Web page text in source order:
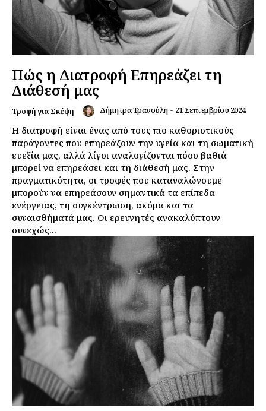
Πώς η Διατροφή Επηρεάζει τη
Διάθεσή μας
Τροφή για Σκέψη Δήμητρα Τρανούλη - 21 Σεπτεμβρίου 2024
Η διατροφή είναι ένας από τους πιο καθοριστικούς
παράγοντες που επηρεάζουν την υγεία και τη σωματική
ευεξία μας, αλλά λίγοι αναλογίζονται πόσο βαθιά
μπορεί να επηρεάσει και τη διάθεσή μας. Στην
πραγματικότητα, οι τροφές που καταναλώνουμε
μπορούν να επηρεάσουν σημαντικά τα επίπεδα
ενέργειας, τη συγκέντρωση, ακόμα και τα
συναισθήματά μας. Οι ερευνητές ανακαλύπτουν
συνεχώς...